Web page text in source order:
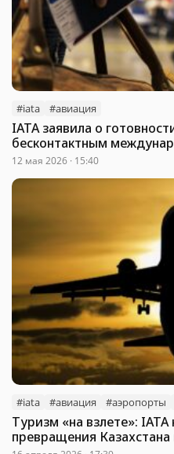
#iata #авиация
IATA заявила о
бесконтактным
12 мая 2026 · 15:40
#iata #авиация #аэропорты
Туризм «на взлете»: IATA
превращения